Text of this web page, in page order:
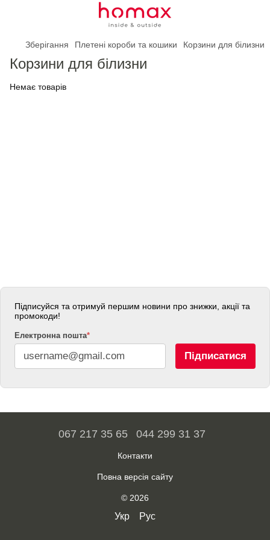
Зберігання Плетені короби та кошики Корзини для білизни
Корзини для білизни
Немає товарів
Підписуйся та отримуй першим новини про знижки, акції та
промокоди!
Електронна пошта*
Підписатися
067 217 35 65 044 299 31 37
Контакти
Повна версія сайту
© 2026
Укр Рус